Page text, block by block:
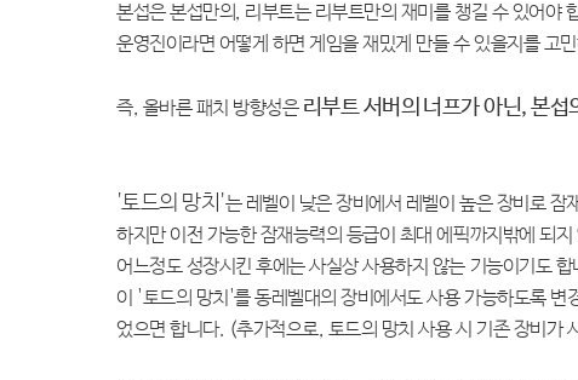
본섭은 본섭만의, 리부트는 리부트만의 재미를 챙길 수 있어야
운영진이라면 어떻게 하면 게임을 재밌게 만들 수 있을지를 고
즉, 올바른 패치 방향성은 리부트 서버의 너프가 아닌, 본섭
'토드의 망치'는 레벨이 낮은 장비에서 레벨이 높은 장비로
하지만 이전 가능한 잠재능력의 등급이 최대 에픽까지밖에 되
어느정도 성장시킨 후에는 사실상 사용하지 않는 기능이기도 합
이 '토드의 망치'를 동레벨대의 장비에서도 사용 가능하도록
었으면 합니다. (추가적으로, 토드의 망치 사용 시 기존 장비가